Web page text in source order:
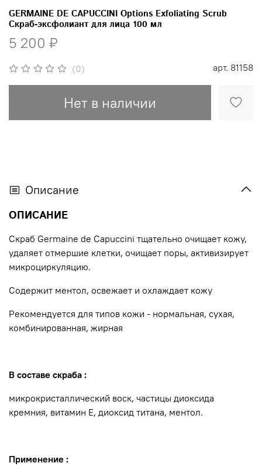
(0) арт. 81158
GERMAINE DE CAPUCCINI Options Exfoliating Scrub
Скраб-эксфолиант для лица 100 мл
5 200 ₽
Нет в наличии
Описание
ОПИСАНИЕ
Скраб Germaine de Capuccini тщательно очищает кожу,
удаляет отмершие клетки, очищает поры, активизирует
микроциркуляцию.
Содержит ментол, освежает и охлаждает кожу
Рекомендуется для типов кожи - нормальная, сухая,
комбинированная, жирная
В составе скраба :
микрокристаллический воск, частицы диоксида
кремния, витамин Е, диоксид титана, ментол.
Применение :